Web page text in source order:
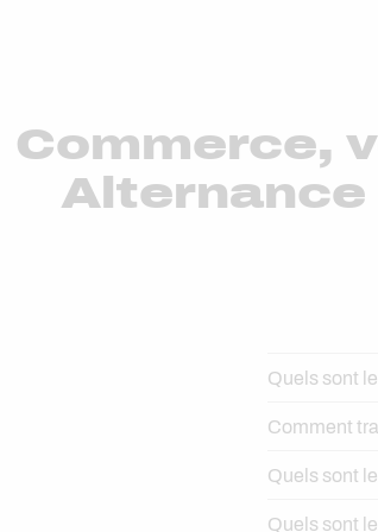
Commerce,
Alternance
Quels sont
Comment
Quels sont
Quels sont